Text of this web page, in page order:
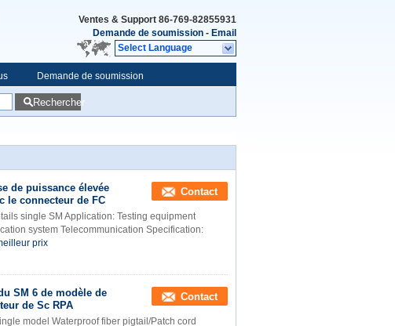
Ventes & Support 86-769-82855931
Demande de soumission - Email
Select Language
Demande de soumission
Rechercher
de puissance élevée
le connecteur de FC
Contact
single SM Application: Testing equipment
system Telecommunication Specification:
prix
SM 6 de modèle de
de Sc RPA
Contact
model Waterproof fiber pigtail/Patch cord